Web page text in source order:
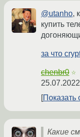
@utanho,
купить
за что
chenbr0 ☆
Показать
Какие